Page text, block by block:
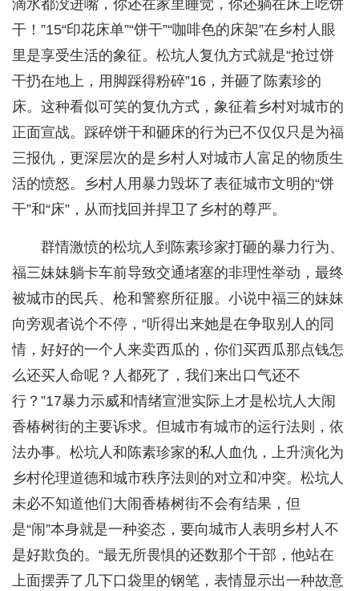
滴水都没进嘴，你还在家里睡觉，你还躺在床上吃饼
干！”15“印花床单”“饼干”“咖啡色的床架”在乡村人眼
里是享受生活的象征。松坑人复仇方式就是“抢过饼
干扔在地上，用脚踩得粉碎”16，并砸了陈素珍的
床。这种看似可笑的复仇方式，象征着乡村对城市的
正面宣战。踩碎饼干和砸床的行为已不仅仅只是为福
三报仇，更深层次的是乡村人对城市人富足的物质生
活的愤怒。乡村人用暴力毁坏了表征城市文明的“饼
干”和“床”，从而找回并捍卫了乡村的尊严。
群情激愤的松坑人到陈素珍家打砸的暴力行为、
福三妹妹躺卡车前导致交通堵塞的非理性举动，最终
被城市的民兵、枪和警察所征服。小说中福三的妹妹
向旁观者说个不停，“听得出来她是在争取别人的同
情，好好的一个人来卖西瓜的，你们买西瓜那点钱怎
么还买人命呢？人都死了，我们来出口气还不
行？”17暴力示威和情绪宣泄实际上才是松坑人大闹
香椿树街的主要诉求。但城市有城市的运行法则，依
法办事。松坑人和陈素珍家的私人血仇，上升演化为
乡村伦理道德和城市秩序法则的对立和冲突。松坑人
未必不知道他们大闹香椿树街不会有结果，但
是“闹”本身就是一种姿态，要向城市人表明乡村人不
是好欺负的。“最无所畏惧的还数那个干部，他站在
上面摆弄了几下口袋里的钢笔，表情显示出一种故意